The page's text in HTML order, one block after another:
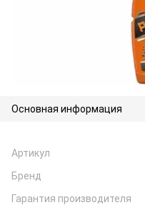
Основная информация
Артикул
Бренд
Гарантия производителя